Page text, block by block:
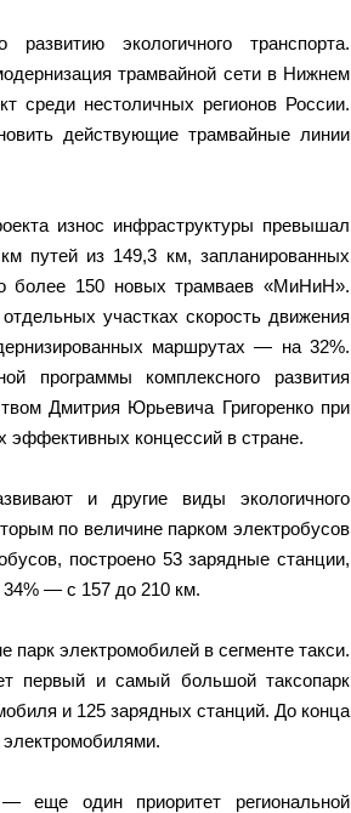
экологичного транспорта.
трамвайной сети в Нижнем
среди нестоличных регионов России.
действующие трамвайные линии
износ инфраструктуры превышал
путей из 149,3 км, запланированных
более 150 новых трамваев «МиНиН».
участках скорость движения
маршрутах — на 32%.
программы комплексного развития
Дмитрия Юрьевича Григоренко при
концессий в стране.
и другие виды экологичного
по величине парком электробусов
построено 53 зарядные станции,
— с 157 до 210 км.
электромобилей в сегменте такси.
первый и самый большой таксопарк
и 125 зарядных станций. До конца
еще один приоритет региональной